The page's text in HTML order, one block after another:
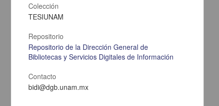
mujeres víctimas de violencia de género
Colección
TESIUNAM
Repositorio
Repositorio de la Dirección General de
Bibliotecas y Servicios Digitales de Información
Contacto
bidi@dgb.unam.mx